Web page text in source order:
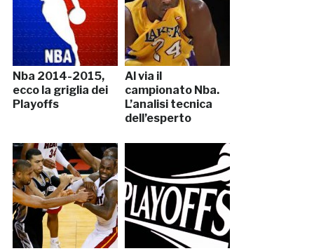
Nba 2014-2015,
ecco la griglia dei
Playoffs
Al via il
campionato Nba.
L’analisi tecnica
dell’esperto